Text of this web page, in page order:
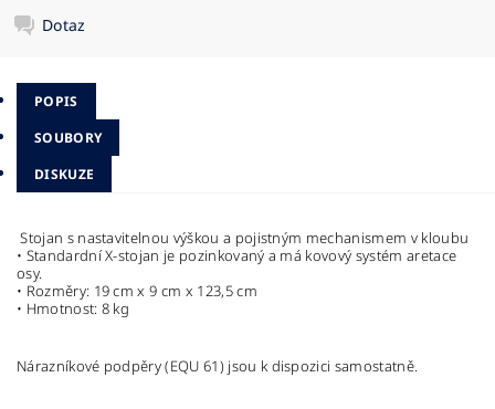
Dotaz
POPIS
SOUBORY
DISKUZE
Stojan s nastavitelnou výškou a pojistným mechanismem v kloubu
• Standardní X-stojan je pozinkovaný a má kovový systém aretace
osy.
• Rozměry: 19 cm x 9 cm x 123,5 cm
• Hmotnost: 8 kg
Nárazníkové podpěry (EQU 61) jsou k dispozici samostatně.